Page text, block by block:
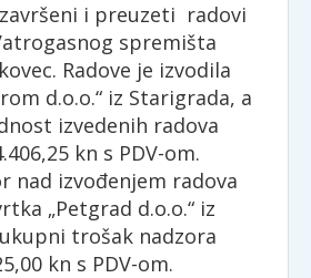
i preuzeti radovi
spremišta
Radove je izvodila
d.o.o.“ iz Starigrada, a
izvedenih radova
kn s PDV-om.
nad izvođenjem radova
„Petgrad d.o.o.“ iz
trošak nadzora
kn s PDV-om.